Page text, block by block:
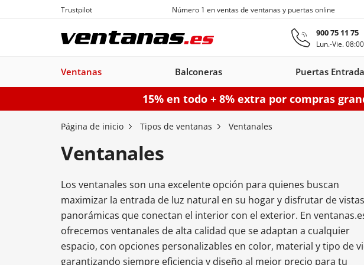
Ir
Trustpilot Número 1 en ventas de ventanas y puertas online
900 75 11 75
Lun.-Vie.
Ventanas
Ventanas
PVC
Ventanas de
Aluminio
Ventanas con
persianas
Configurador ventanas
Ventanas de
Ventanas
de techo
Balconeras
Balconeras PVC Balconeras Aluminio
Balconeras con
persianas
Configurador balconeras
Puertas Entrada
Puertas acorazadas
Puertas
acorazadas
Configurador puertas acorazadas
Puertas entrada
Puertas entrada
PVC
Puertas
aluminio
Configurador puertas
Puertas de garaje seccionales
Manuales Motorizadas
Configurador puertas de garaje
15% en todo + 8% extra por compras
Página de inicio Tipos de ventanas Ventanales
Ventanales
Los ventanales son una excelente opción para quienes buscan
maximizar la entrada de luz natural en su hogar y disfrutar de vistas
panorámicas que conectan el interior con el exterior. En
ofrecemos ventanales de alta calidad que se adaptan a cualquier
espacio, con opciones personalizables en color, material y tipo de
garantizando siempre eficiencia y diseño al mejor precio para tu